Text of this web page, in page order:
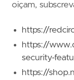
oiçam,
https://
https://
security-
https://